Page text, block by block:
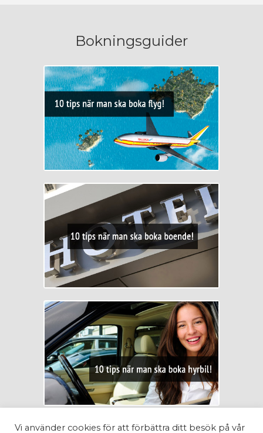
Bokningsguider
Vi använder cookies för att förbättra ditt besök på vår